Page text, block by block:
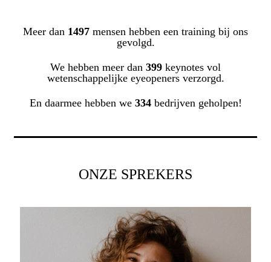
Meer dan 1500 mensen hebben een training bij ons
gevolgd.
We hebben meer dan 400 keynotes vol
wetenschappelijke eyeopeners verzorgd.
En daarmee hebben we 335bedrijven geholpen!
ONZE SPREKERS